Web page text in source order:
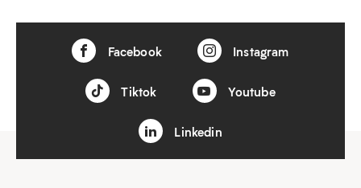
Facebook Instagram
Tiktok Youtube
Linkedin